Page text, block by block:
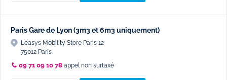
Paris Gare de Lyon (3m3 et 6m3 uniquement)
Leasys Mobility Store Paris 12
75012 Paris
09 71 09 10 78 appel non surtaxé